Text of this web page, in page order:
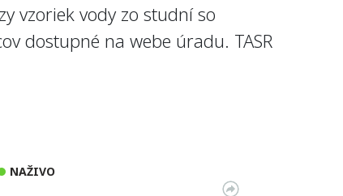
vzoriek vody zo studní so
dostupné na webe úradu. TASR
NAŽIVO